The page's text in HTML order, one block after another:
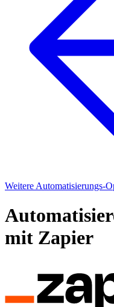
Weitere Automatisierungs-
mit Zapier